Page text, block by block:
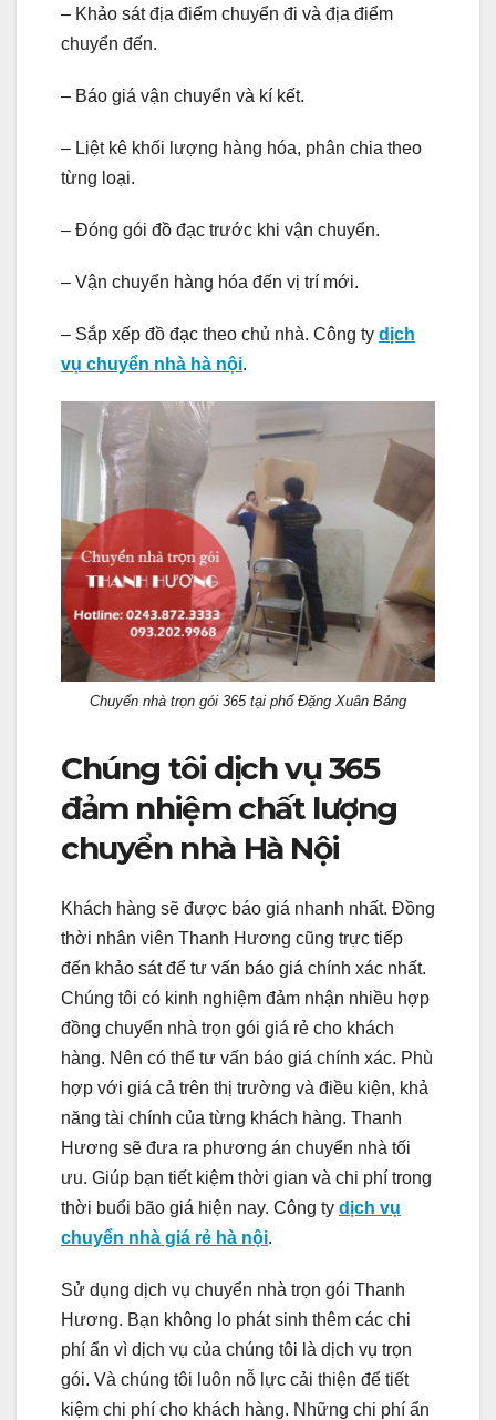
– Khảo sát địa điểm chuyển đi và địa điểm
chuyển đến.
– Báo giá vận chuyển và kí kết.
– Liệt kê khối lượng hàng hóa, phân chia theo
từng loại.
– Đóng gói đồ đạc trước khi vận chuyển.
– Vận chuyển hàng hóa đến vị trí mới.
– Sắp xếp đồ đạc theo chủ nhà. Công ty dịch
vụ chuyển nhà hà nội.
Chuyển nhà trọn gói 365 tại phố Đặng Xuân Bảng
Chúng tôi dịch vụ 365
đảm nhiệm chất lượng
chuyển nhà Hà Nội
Khách hàng sẽ được báo giá nhanh nhất. Đồng
thời nhân viên Thanh Hương cũng trực tiếp
đến khảo sát để tư vấn báo giá chính xác nhất.
Chúng tôi có kinh nghiệm đảm nhận nhiều hợp
đồng chuyển nhà trọn gói giá rẻ cho khách
hàng. Nên có thể tư vấn báo giá chính xác. Phù
hợp với giá cả trên thị trường và điều kiện, khả
năng tài chính của từng khách hàng. Thanh
Hương sẽ đưa ra phương án chuyển nhà tối
ưu. Giúp bạn tiết kiệm thời gian và chi phí trong
thời buổi bão giá hiện nay. Công ty dịch vụ
chuyển nhà giá rẻ hà nội.
Sử dụng dịch vụ chuyển nhà trọn gói Thanh
Hương. Bạn không lo phát sinh thêm các chi
phí ẩn vì dịch vụ của chúng tôi là dịch vụ trọn
gói. Và chúng tôi luôn nỗ lực cải thiện để tiết
kiệm chi phí cho khách hàng. Những chi phí ẩn